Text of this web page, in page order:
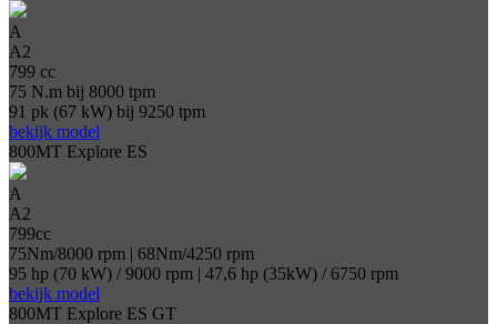
A
A2
799 cc
75 N.m bij 8000 tpm
91 pk (67 kW) bij 9250 tpm
bekijk model
800MT Explore ES
A
A2
799cc
75Nm/8000 rpm | 68Nm/4250 rpm
95 hp (70 kW) / 9000 rpm | 47,6 hp (35kW) / 6750 rpm
bekijk model
800MT Explore ES GT